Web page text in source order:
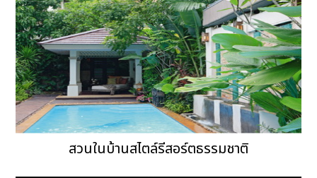
สวนในบ้านสไตล์รีสอร์ตธรรมชาติ